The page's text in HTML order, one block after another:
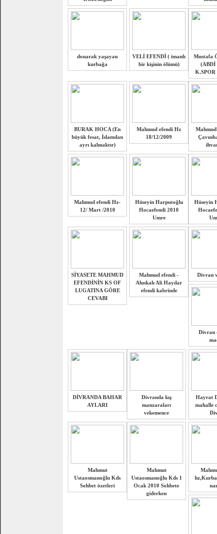
donarak yaşayan
kurbağa
VELİ EFENDİ ( imanlı
bir kişinin ölümü)
Mustafa
(ABDİ
K.SPOR
BURAK HOCA (En
büyük fesat, İslamdan
ayrı kalmaktır)
Mahmud efendi Hz
18/12/2009
Mahmud efendi Hz-
12/ Mart /2010
Hüseyin Harputoğlu
Hocaefendi 2010
Umre
Hüseyin
SİYASETE MAHMUD
EFENDİNİN KS OF
LUGATINA GÖRE
CEVABI
Mahmud efendi -
Ahıskalı Ali Haydar
efendi kabrinde
Divran
Divran
DİVRANDA BAHAR
AYLARI
Divranda kış
manzaraları
vekemence
Hayrat
mahalle
Mahmut
Ustaosmanoğlu Kds
Sohbet özetleri
Mahmut
Ustaosmanoğlu Kds 1
Ocak 2010 Sohbete
giderken